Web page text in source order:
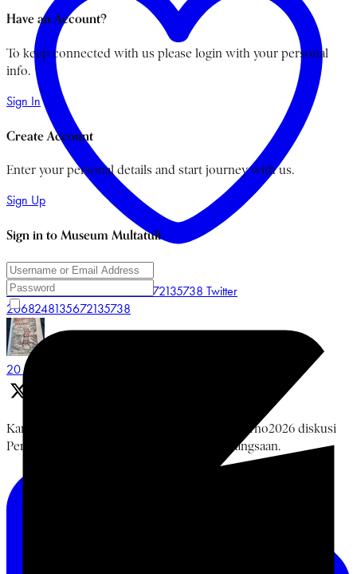
Like on Twitter 2068248135672135738 Twitter
2068248135672135738
20 Jun
Kamis, 18 Juni 2026 rangkaian #BulanBungKarno2026 diskusi
Pemikiran Bung Karno, NU, dan Islam Kebangsaan.
Have an Account?
To keep connected with us please login with your personal
info.
Sign In
Create Account
Enter your personal details and start journey with us.
Sign Up
Sign in to Museum Multatuli